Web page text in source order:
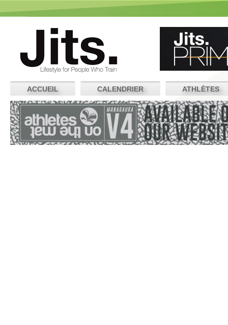
ACCUEIL CALENDRIER ATHLÈTES